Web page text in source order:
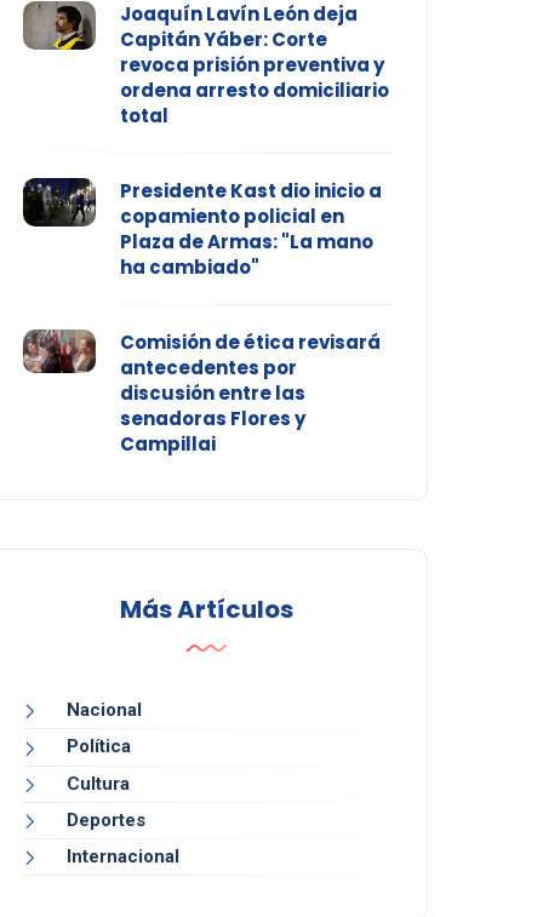
Joaquín Lavín León deja
Capitán Yáber: Corte
revoca prisión preventiva y
ordena arresto domiciliario
total
Presidente Kast dio inicio a
copamiento policial en
Plaza de Armas: "La mano
ha cambiado"
Comisión de ética revisará
antecedentes por
discusión entre las
senadoras Flores y
Campillai
Más Artículos
Nacional
Política
Cultura
Deportes
Internacional